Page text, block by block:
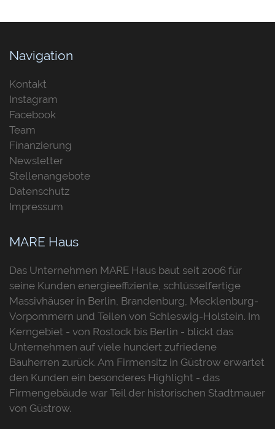
Navigation
Kontakt
Instagram
Facebook
Team
Finanzierung
Newsletter
Stellenangebote
Datenschutz
Impressum
MARE Haus
Das Unternehmen MARE Haus baut seit 2006 für
seine Kunden energieeffiziente, schlüsselfertige
Massivhäuser in Berlin, Brandenburg, Mecklenburg-
Vorpommern und Teilen von Schleswig-Holstein. Im
Kerngebiet - von Rostock bis Berlin - blickt das
Unternehmen auf viele hundert zufriedene
Bauherren zurück. Am Firmensitz in Güstrow erwartet
den Kunden ein besonderes Highlight - das
Firmengebäude war Teil der historischen Stadtmauer
von Güstrow.